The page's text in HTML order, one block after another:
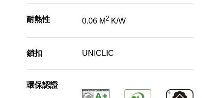
耐熱性 0.06 M2 K/W
鎖扣 UNICLIC
環保認證